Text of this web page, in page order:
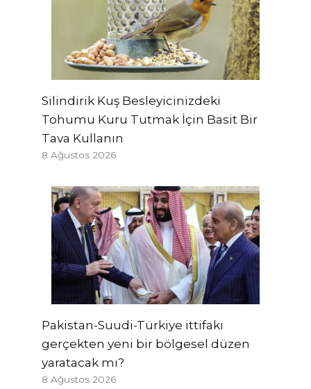
Silindirik Kuş Besleyicinizdeki
Tohumu Kuru Tutmak İçin Basit Bir
Tava Kullanın
8 Ağustos 2026
Pakistan-Suudi-Türkiye ittifakı
gerçekten yeni bir bölgesel düzen
yaratacak mı?
8 Ağustos 2026